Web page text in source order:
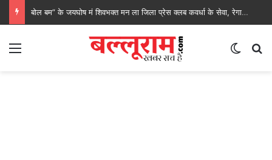
बोल बम” के जयघोष मं शिवभक्त मन ला जिला प्रेस क्लब कवर्धा के सेवा, रेगाखार चौक मं स्वल्पाहार पाय के गदगद होइस पदयात्री